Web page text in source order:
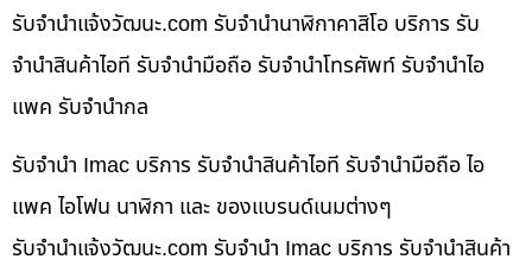
รับจํานําแจ้งวัฒนะ.com รับจำนำนาฬิกาคาสิโอ บริการ รับ
จำนำสินค้าไอที รับจำนำมือถือ รับจำนำโทรศัพท์ รับจำนำไอ
แพค รับจำนำกล
รับจำนำ Imac บริการ รับจำนำสินค้าไอที รับจำนำมือถือ ไอ
แพค ไอโฟน นาฬิกา และ ของแบรนด์เนมต่างๆ
รับจํานําแจ้งวัฒนะ.com รับจำนำ Imac บริการ รับจำนำสินค้า